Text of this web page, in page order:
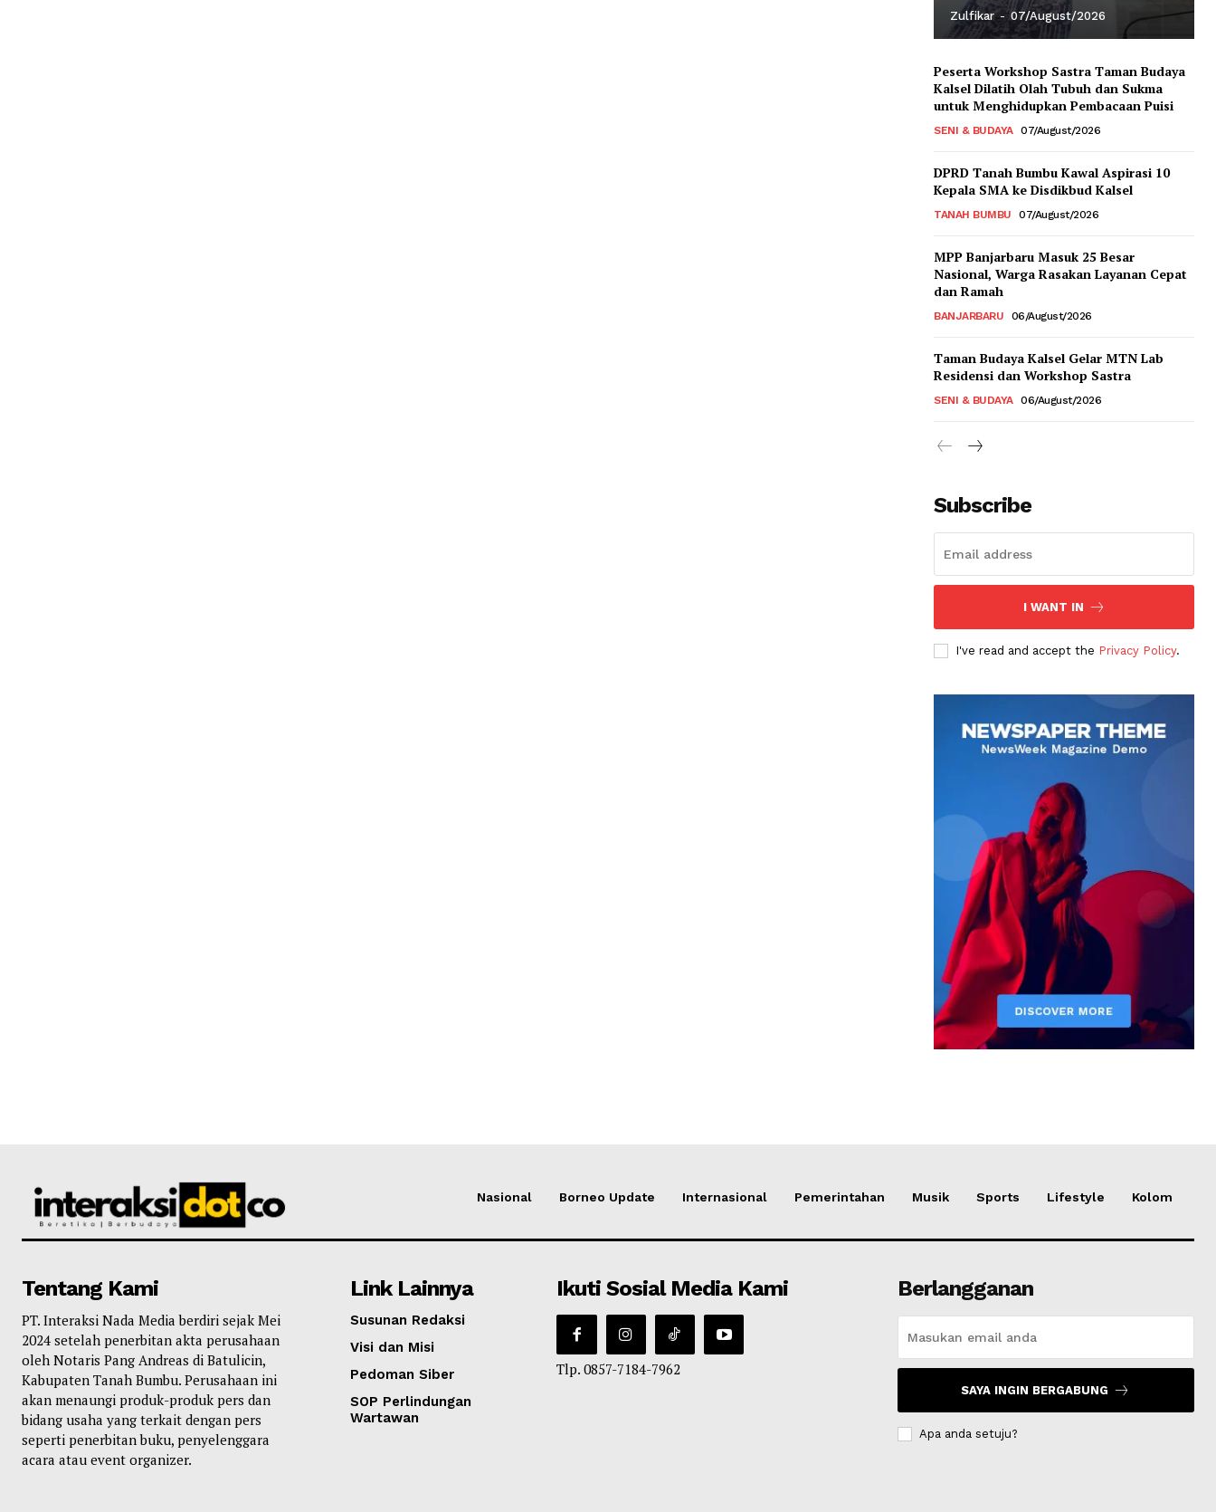
Zulfikar - 07/August/2026
Peserta Workshop Sastra Taman Budaya
Kalsel Dilatih Olah Tubuh dan Sukma
untuk Menghidupkan Pembacaan Puisi
SENI & BUDAYA 07/August/2026
DPRD Tanah Bumbu Kawal Aspirasi 10
Kepala SMA ke Disdikbud Kalsel
TANAH BUMBU 07/August/2026
MPP Banjarbaru Masuk 25 Besar
Nasional, Warga Rasakan Layanan Cepat
dan Ramah
BANJARBARU 06/August/2026
Taman Budaya Kalsel Gelar MTN Lab
Residensi dan Workshop Sastra
SENI & BUDAYA 06/August/2026
Subscribe
I WANT IN
I've read and accept the Privacy Policy.
Nasional Borneo Update Internasional Pemerintahan Musik Sports Lifestyle Kolom
Tentang Kami
PT. Interaksi Nada Media berdiri sejak Mei
2024 setelah penerbitan akta perusahaan
oleh Notaris Pang Andreas di Batulicin,
Kabupaten Tanah Bumbu. Perusahaan ini
akan menaungi produk-produk pers dan
bidang usaha yang terkait dengan pers
seperti penerbitan buku, penyelenggara
acara atau event organizer.
Link Lainnya
Susunan Redaksi
Visi dan Misi
Pedoman Siber
SOP Perlindungan
Wartawan
Ikuti Sosial Media Kami
Tlp. 0857-7184-7962
Berlangganan
SAYA INGIN BERGABUNG
Apa anda setuju?